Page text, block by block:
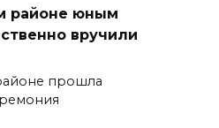
районе юным
вручили
прошла